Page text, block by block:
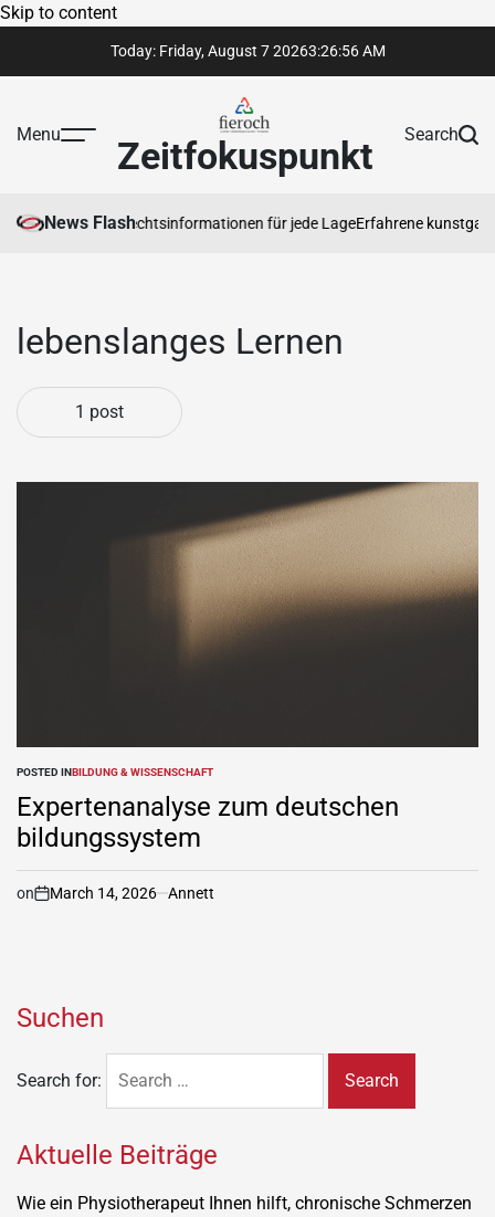
Skip to content
Today: Friday, August 7 20263:26:56 AM
Menu Zeitfokuspunkt Search
News FlashRechtsinformationen für jede LageErfahrene
lebenslanges Lernen
1 post
POSTED INBILDUNG & WISSENSCHAFT
Expertenanalyse zum deutschen
bildungssystem
on March 14, 2026 Annett
Suchen
Search for:
Aktuelle Beiträge
Wie ein Physiotherapeut Ihnen hilft, chronische Schmerzen